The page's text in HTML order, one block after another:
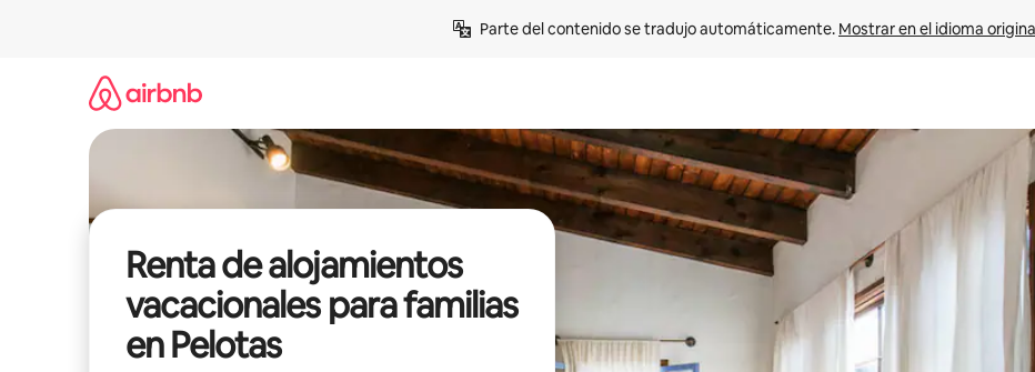
Parte del contenido se tradujo automáticamente. Mostrar en el idioma
Renta de alojamientos
vacacionales para familias
en Pelotas